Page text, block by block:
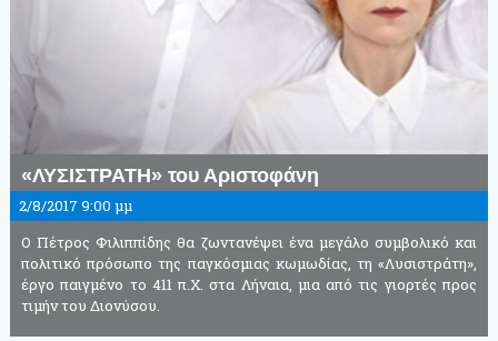
«ΛΥΣΙΣΤΡΑΤΗ» του Αριστοφάνη
2/8/2017 9:00 μμ
Ο Πέτρος Φιλιππίδης θα ζωντανέψει ένα μεγάλο συμβολικό και
πολιτικό πρόσωπο της παγκόσμιας κωμωδίας, τη «Λυσιστράτη»,
έργο παιγμένο το 411 π.Χ. στα Λήναια, μια από τις γιορτές προς
τιμήν του Διονύσου.